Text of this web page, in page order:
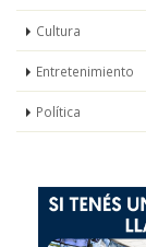
Cultura
Entretenimiento
Política